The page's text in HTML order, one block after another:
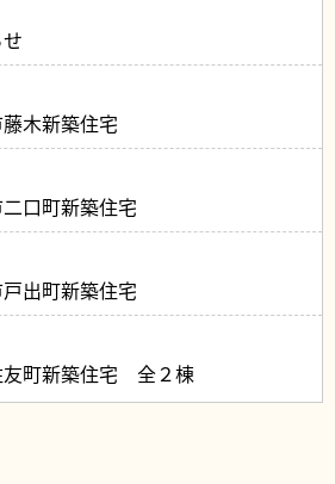
木新築住宅
口町新築住宅
出町新築住宅
友町新築住宅 全２棟